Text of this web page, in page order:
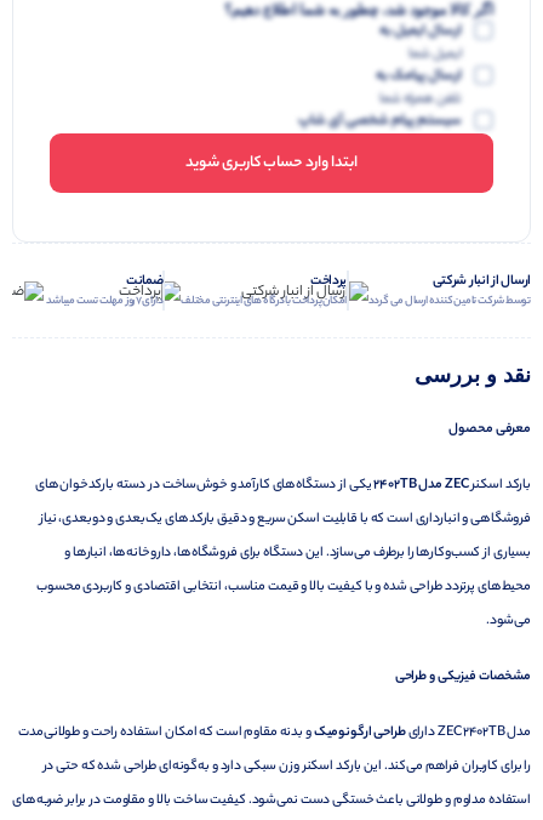
اگر کالا موجود شد، چطور به شما اطلاع دهیم؟
ارسال ایمیل به
ایمیل شما
ارسال پیامک به
تلفن همراه شما
سیستم پیام شخصی آی شاپ
ابتدا وارد حساب کاربری شوید
ارسال از انبار شرکتی
توسط شرکت تامین کننده ارسال می گردد
پرداخت
امکان پرداخت با درگاه های اینترنتی مختلف
ضمانت
دارای 7 روز مهلت تست میباشد
نقد و بررسی
معرفی محصول
بارکد اسکنرZECمدل 2402TB
یکی از دستگاه‌های کارآمد و خوش‌ساخت در دسته بارکدخوان‌های
فروشگاهی و انبارداری است که با قابلیت اسکن سریع و دقیق بارکدهای یک‌بعدی و دوبعدی، نیاز
بسیاری از کسب‌وکارها را برطرف می‌سازد. این دستگاه برای فروشگاه‌ها، داروخانه‌ها، انبارها و
محیط‌های پرتردد طراحی شده و با کیفیت بالا و قیمت مناسب، انتخابی اقتصادی و کاربردی محسوب
می‌شود.
مشخصات فیزیکی و طراحی
مدل ZEC 2402TB دارای طراحی ارگونومیکو بدنه مقاوم است که امکان استفاده راحت و طولانی‌مدت
را برای کاربران فراهم می‌کند. این بارکد اسکنر وزن سبکی دارد و به‌گونه‌ای طراحی شده که حتی در
استفاده مداوم و طولانی باعث خستگی دست نمی‌شود. کیفیت ساخت بالا و مقاومت در برابر ضربه‌های